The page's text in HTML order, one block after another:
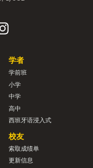
学者
学前班
小学
中学
高中
西班牙语浸入式
校友
索取成绩单
更新信息